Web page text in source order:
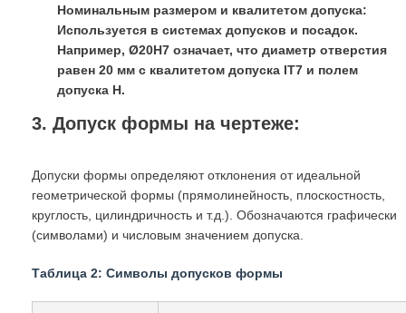
Номинальным размером и квалитетом допуска:
Используется в системах допусков и посадок.
Например, Ø20H7 означает, что диаметр отверстия
равен 20 мм с квалитетом допуска IT7 и полем
допуска H.
3. Допуск формы на чертеже:
Допуски формы определяют отклонения от идеальной
геометрической формы (прямолинейность, плоскостность,
круглость, цилиндричность и т.д.). Обозначаются графически
(символами) и числовым значением допуска.
Таблица 2: Символы допусков формы